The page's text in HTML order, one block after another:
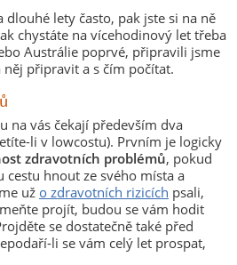
dlouhé lety často, pak jste si na ně
chystáte na vícehodinový let třeba
Austrálie poprvé, připravili jsme
něj připravit a s čím počítat.
na vás čekají především dva
li v lowcostu). Prvním je logicky
zdravotních problémů, pokud
cestu hnout ze svého místa a
už o zdravotních rizicích psali,
projít, budou se vám hodit
se dostatečně také před
li se vám celý let prospat,